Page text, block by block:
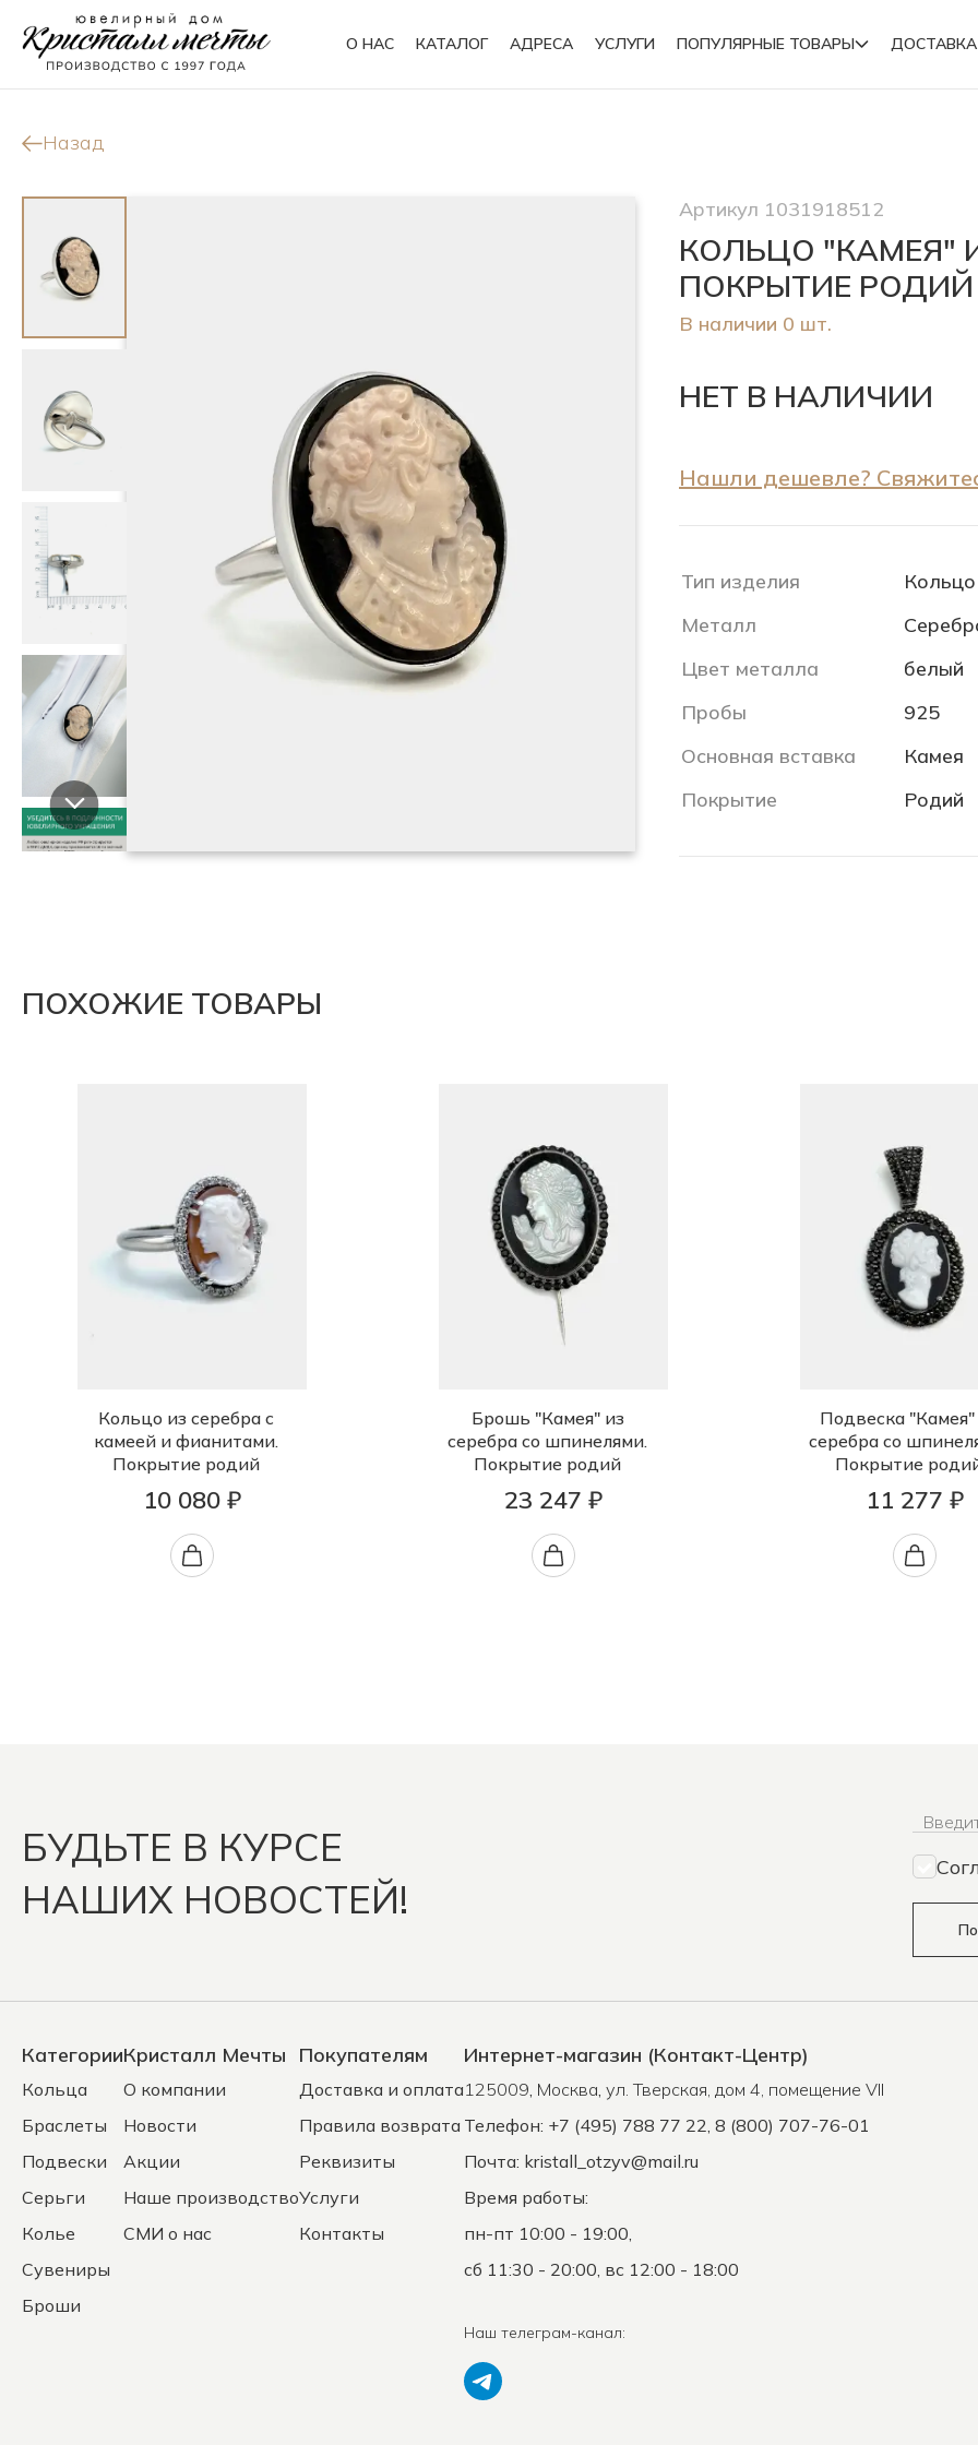
О НАС КАТАЛОГ АДРЕСА УСЛУГИ ПОПУЛЯРНЫЕ ТОВАРЫ ДОСТАВКА
Кольца
Колье Броши
Назад
Артикул 1031918512
КОЛЬЦО "КАМЕЯ"
ПОКРЫТИЕ РОДИЙ
В наличии 0 шт.
НЕТ В НАЛИЧИИ
Нашли дешевле?
Тип изделия
Кольцо
Металл
Цвет металла
белый
Пробы
925
Основная вставка
Камея
Покрытие
Родий
ПОХОЖИЕ ТОВАРЫ
Кольцо из серебра с
камеей и фианитами.
Покрытие родий
10 080 ₽
Брошь "Камея" из
серебра со шпинелями.
Покрытие родий
23 247 ₽
Подвеска "Камея"
серебра со
Покрытие
11 277 ₽
БУДЬТЕ В КУРСЕ
НАШИХ НОВОСТЕЙ!
Категории
Кольца
Браслеты
Подвески
Серьги
Колье
Сувениры
Броши
Кристалл Мечты
О компании
Новости
Акции
Наше производство
СМИ о нас
Покупателям
Доставка и оплата
Правила возврата
Реквизиты
Услуги
Контакты
Интернет-магазин (Контакт-Центр)
125009, Москва, ул. Тверская, дом 4, помещение VII
Телефон: +7 (495) 788 77 22, 8 (800) 707-76-01
Почта: kristall_otzyv@mail.ru
Время работы:
пн-пт 10:00 - 19:00,
сб 11:30 - 20:00, вс 12:00 - 18:00
Наш телеграм-канал: